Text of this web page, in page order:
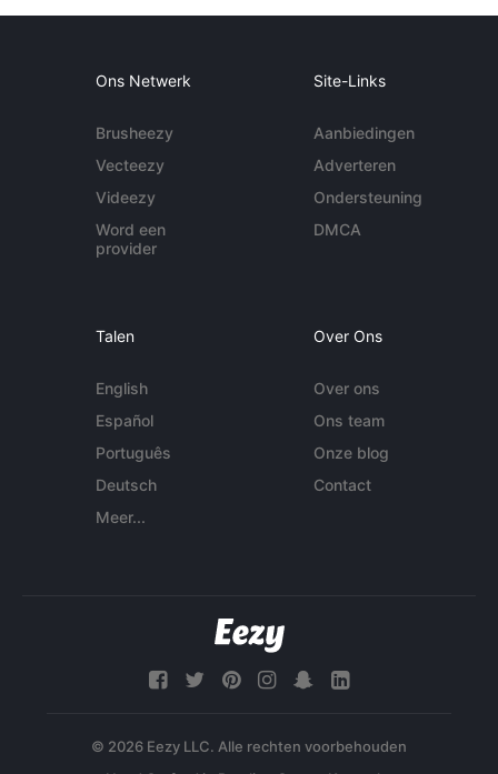
Ons Netwerk
Brusheezy
Vecteezy
Videezy
Word een
provider
Site-Links
Aanbiedingen
Adverteren
Ondersteuning
DMCA
Talen
English
Español
Português
Deutsch
Meer...
Over Ons
Over ons
Ons team
Onze blog
Contact
© 2026 Eezy LLC. Alle rechten voorbehouden